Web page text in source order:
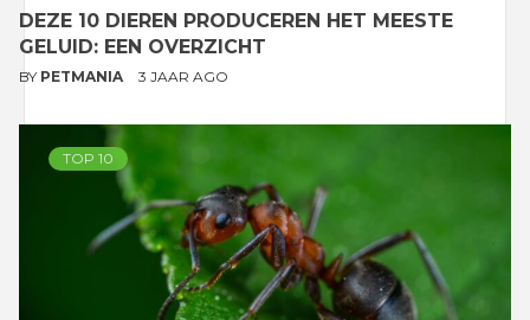
DEZE 10 DIEREN PRODUCEREN HET MEESTE
GELUID: EEN OVERZICHT
BY PETMANIA 3 JAAR AGO
TOP 10